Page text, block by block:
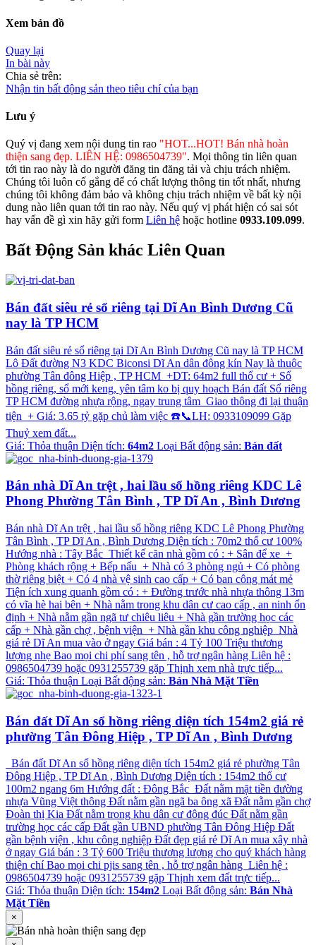
Xem bản đồ
Quay lại
In bài này
Chia sẻ trên:
Nhận tin bất động sản theo tiêu chí của bạn
Lưu ý
Quý vị đang xem nội dung tin rao "HOT...HOT! Bán nhà hoàn
thiện sang đẹp. LIÊN HỆ: 0986504739". Mọi thông tin liên quan
tới tin rao này là do người đăng tin đăng tải và chịu trách nhiệm.
Chúng tôi luôn cố gắng để có chất lượng thông tin tốt nhất, nhưng
chúng tôi không đảm bảo và không chịu trách nhiệm về bất kỳ nội
dung nào liên quan tới tin rao này. Nếu quý vị phát hiện có sai sót
hay vấn đề gì xin hãy gửi form Liên hệ hoặc hotline 0933.109.099.
Bất Động Sản khác Liên Quan
Bán đất siêu rẻ sổ riêng tại Dĩ An Bình Dương Cũ
nay là TP HCM
Bán đất siêu rẻ sổ riêng tại Dĩ An Bình Dương Cũ nay là TP HCM
Lô Đất đường N3 KDC Biconsi Dĩ An dân đông kín Nay là thuôc
phường Tân đông Hiệp , TP HCM +DT: 64m2 full thổ cư + Sổ
hồng riêng, sổ mới keng, yên tâm ko bị quy hoạch Bán đất Sổ riêng
TP HCM đường nhựa rộng, ngay trung tâm Giao thông đi lại thuận
tiện + Giá: 3.65 tỷ gặp chủ làm việc ☎️📞LH: 0933109099 Gặp
Thuỷ xem đất...
Giá: Thỏa thuận Diện tích: 64m2 Loại Bất động sản: Bán đất
Bán nhà Dĩ An trệt , hai lầu sổ hồng riêng KDC Lê
Phong Phường Tân Bình , TP Dĩ An , Bình Dương
Bán nhà Dĩ An trệt , hai lầu sổ hồng riêng KDC Lê Phong Phường
Tân Bình , TP Dĩ An , Bình Dương Diện tích : 70m2 thổ cư 100%
Hướng nhà : Tây Bắc Thiết kế căn nhà gồm có : + Sân để xe +
Phòng khách rộng + Bếp nấu + Nhà có 3 phòng ngủ + Có phòng
thờ riêng biệt + Có 4 nhà vệ sinh cao cấp + Có ban công mát mẻ
Tiện ích xung quanh gồm có : + Đường trước nhà nhựa thông 13m
có vĩa hè hai bên + Nhà nằm trong khu dân cư cao cấp , an ninh ổn
định + Nhà nằm gần ngã tư chiêu liêu + Nhà gần trường học các
cấp + Nhà gần chợ , bệnh viện + Nhà gần khu công nghiệp Nhà
giá rẻ Dĩ An mua vào ở ngay Giá bán : 4 Tỷ 100 Triệu thương
lượng nhẹ Bao mọi chi phí sang tên , hỗ trợ ngân hàng Liên hệ :
0986504739 hoặc 0931255739 gặp Thịnh xem nhà trực tiếp...
Giá: Thỏa thuận Loại Bất động sản: Bán Nhà Mặt Tiền
Bán đất Dĩ An sổ hồng riêng diện tích 154m2 giá rẻ
phường Tân Đông Hiệp , TP Dĩ An , Bình Dương
Bán đất Dĩ An sổ hồng riêng diện tích 154m2 giá rẻ phường Tân
Đông Hiệp , TP Dĩ An , Bình Dương Diện tích : 154m2 thổ cư
100m2 ngang 6m Hướng đất : Đông Bắc Đất nằm mặt tiền đường
nhựa Vũng Việt thông Đất nằm gần ngã ba ông xã Đất nằm gần chợ
Đoàn thị Kia Đất nằm trong khu dân cư đông đúc Đất nằm gần
trường học các cấp Đất gần UBND phường Tân Đông Hiệp Đất
gần bệnh viện , khu công nghiệp Đất đẹp giá rẻ Dĩ An mua xây nhà
ở ngay Giá bán : 3 Tỷ 600 Triệu thương lượng cho quý khách hàng
thiện chí Bao mọi chi pjis sang tên , hỗ trợ ngân hàng Liên hệ :
0986504739 hoặc 0931255739 gặp Thịnh xem đất trực tiếp...
Giá: Thỏa thuận Diện tích: 154m2 Loại Bất động sản: Bán Nhà
Mặt Tiền
×